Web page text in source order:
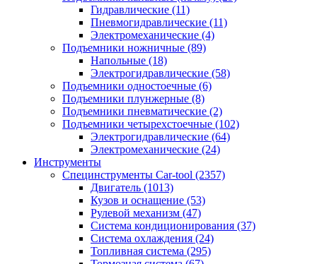
Гидравлические (11)
Пневмогидравлические (11)
Электромеханические (4)
Подъемники ножничные (89)
Напольные (18)
Электрогидравлические (58)
Подъемники одностоечные (6)
Подъемники плунжерные (8)
Подъемники пневматические (2)
Подъемники четырехстоечные (102)
Электрогидравлические (64)
Электромеханические (24)
Инструменты
Специнструменты Car-tool (2357)
Двигатель (1013)
Кузов и оснащение (53)
Рулевой механизм (47)
Система кондиционирования (37)
Система охлаждения (24)
Топливная система (295)